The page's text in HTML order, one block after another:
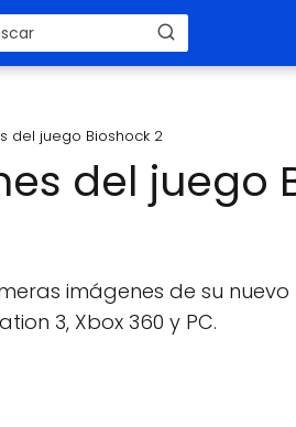
del juego Bioshock 2
del juego
imágenes de su
3, Xbox 360 y PC.